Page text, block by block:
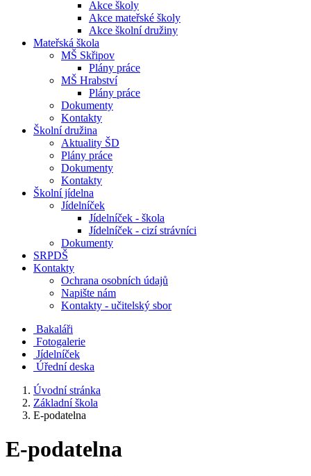
Akce školy
Akce mateřské školy
Akce školní družiny
Mateřská škola
MŠ Skřipov
Plány práce
MŠ Hrabství
Plány práce
Dokumenty
Kontakty
Školní družina
Aktuality ŠD
Plány práce
Dokumenty
Kontakty
Školní jídelna
Jídelníček
Jídelníček - škola
Jídelníček - cizí strávníci
Dokumenty
SRPDŠ
Kontakty
Ochrana osobních údajů
Napište nám
Kontakty - učitelský sbor
Bakaláři
Fotogalerie
Jídelníček
Úřední deska
Úvodní stránka
Základní škola
E-podatelna
E-podatelna